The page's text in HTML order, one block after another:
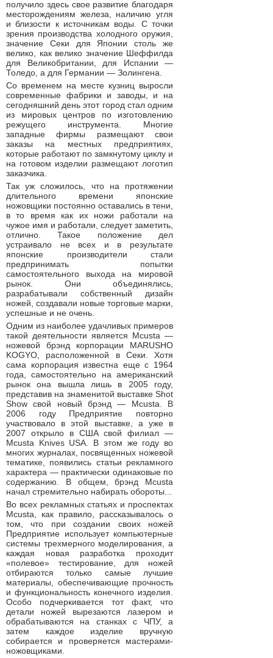
получило здесь свое развитие благодаря
месторождениям железа, наличию угля
и близости к источникам воды. С точки
зрения производства холодного оружия,
значение Секи для Японии столь же
велико, как велико значение Шеффилда
для Великобритании, для Испании —
Толедо, а для Германии — Золингена.
Со временем на месте кузниц выросли
современные фабрики и заводы, и на
сегодняшний день этот город стал одним
из мировых центров по изготовлению
режущего инструмента. Многие
западные фирмы размещают свои
заказы на местных предприятиях,
которые работают по замкнутому циклу и
на готовом изделии размещают логотип
заказчика.
Так уж сложилось, что на протяжении
длительного времени японские
ножовщики постоянно оставались в тени,
в то время как их ножи работали на
чужое имя и работали, следует заметить,
отлично. Такое положение дел
устраивало не всех и в результате
японские производители стали
предпринимать попытки
самостоятельного выхода на мировой
рынок. Они объединялись,
разрабатывали собственный дизайн
ножей, создавали новые торговые марки,
успешные и не очень.
Одним из наиболее удачливых примеров
такой деятельности является Mcusta —
ножевой брэнд корпорации MARUSHO
KOGYO, расположенной в Секи. Хотя
сама корпорация известна еще с 1964
года, самостоятельно на американский
рынок она вышла лишь в 2005 году,
представив на знаменитой выставке Shot
Show свой новый брэнд — Mcusta. В
2006 году Предприятие повторно
участвовало в этой выставке, а уже в
2007 открыло в США свой филиал —
Mcusta Knives USA. В этом же году во
многих журналах, посвященных ножевой
тематике, появились статьи рекламного
характера — практически одинаковые по
содержанию. В общем, брэнд Mcusta
начал стремительно набирать обороты...
Во всех рекламных статьях и проспектах
Mcusta, как правило, рассказывалось о
том, что при создании своих ножей
Предприятие использует компьютерные
системы трехмерного моделирования, а
каждая новая разработка проходит
«полевое» тестирование, для ножей
отбираются только самые лучшие
материалы, обеспечивающие прочность
и функциональность конечного изделия.
Особо подчеркивается тот факт, что
детали ножей вырезаются лазером и
обрабатываются на станках с ЧПУ, а
затем каждое изделие вручную
собирается и проверяется мастерами-
ножовщиками.